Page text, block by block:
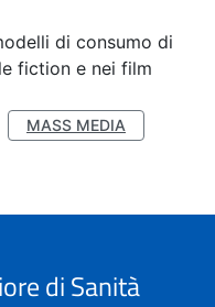
di consumo di
fiction e nei film
MASS MEDIA
di Sanità